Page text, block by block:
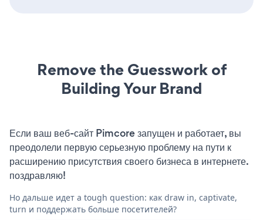
Remove the Guesswork of
Building Your Brand
Если ваш веб-сайт Pimcore запущен и работает, вы
преодолели первую серьезную проблему на пути к
расширению присутствия своего бизнеса в интернете.
поздравляю!
Но дальше идет a tough question: как draw in, captivate,
turn и поддержать больше посетителей?